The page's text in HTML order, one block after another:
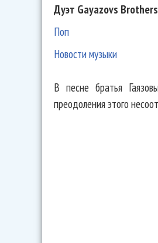
Дуэт Gayazovs
Поп
Новости музыки
В песне братья
преодоления этого